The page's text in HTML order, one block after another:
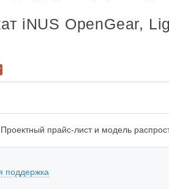
iNUS OpenGear,
прайс-лист и модель
поддержка